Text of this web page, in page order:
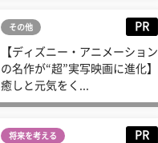
その他 PR
【ディズニー・アニメーション
の名作が“超”実写映画に進化】
癒しと元気をく...
将来を考える PR